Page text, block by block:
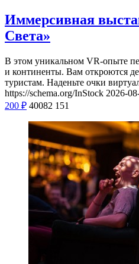
Иммерсивная
Света»
В этом уникальном VR-опыте
и континенты. Вам откроются
туристам. Наденьте очки
https://schema.org/InStock 2026-
200 ₽ 40082 151